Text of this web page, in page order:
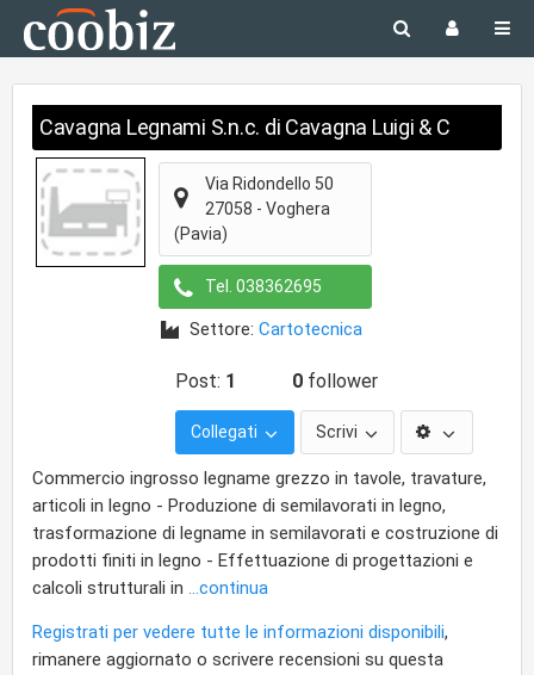
Cavagna Legnami S.n.c. di Cavagna Luigi & C
Via Ridondello 50
27058 - Voghera
(Pavia)
Tel. 038362695
Settore: Cartotecnica
Post: 1 0 follower
Collegati Scrivi
Commercio ingrosso legname grezzo in tavole, travature,
articoli in legno - Produzione di semilavorati in legno,
trasformazione di legname in semilavorati e costruzione di
prodotti finiti in legno - Effettuazione di progettazioni e
calcoli strutturali in ...continua
Registrati per vedere tutte le informazioni disponibili,
rimanere aggiornato o scrivere recensioni su questa